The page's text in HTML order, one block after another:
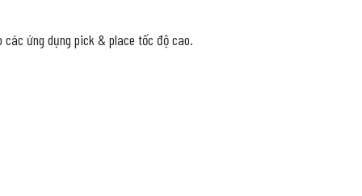
các ứng dụng pick & place tốc độ cao.